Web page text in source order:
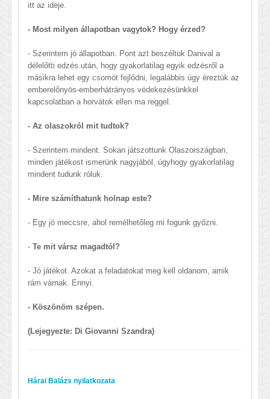
itt az ideje.
- Most milyen állapotban vagytok? Hogy érzed?
- Szerintem jó állapotban. Pont azt beszéltük Danival a
délelőtti edzés után, hogy gyakorlatilag egyik edzésről a
másikra lehet egy csomót fejlődni, legalábbis úgy éreztük az
emberelőnyös-emberhátrányos védekezésünkkel
kapcsolatban a horvátok ellen ma reggel.
- Az olaszokról mit tudtok?
- Szerintem mindent. Sokan játszottunk Olaszországban,
minden játékost ismerünk nagyjából, úgyhogy gyakorlatilag
mindent tudunk róluk.
- Mire számíthatunk holnap este?
- Egy jó meccsre, ahol remélhetőleg mi fogunk győzni.
- Te mit vársz magadtól?
- Jó játékot. Azokat a feladatokat meg kell oldanom, amik
rám várnak. Ennyi.
- Köszönöm szépen.
(Lejegyezte: Di Giovanni Szandra)
Hárai Balázs nyilatkozata